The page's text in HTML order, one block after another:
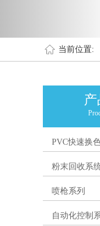
当前位置:
PVC快速换
粉末回收系
喷枪系列
自动化控制